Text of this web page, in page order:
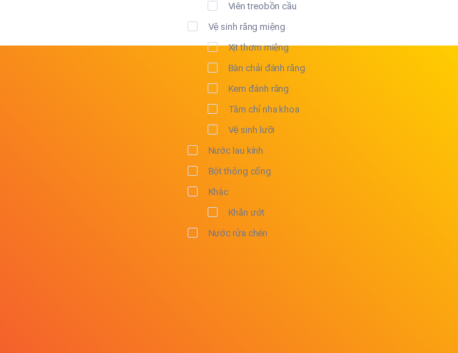
Viên treobồn cầu
Vệ sinh răng miệng
Xịt thơm miệng
Bàn chải đánh răng
Kem đánh răng
Tăm chỉ nha khoa
Vệ sinh lưỡi
Nước lau kính
Bột thông cống
Khác
Khăn ướt
Nước rửa chén